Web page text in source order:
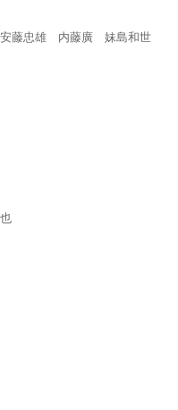
藤忠雄 内藤廣 妹島和世